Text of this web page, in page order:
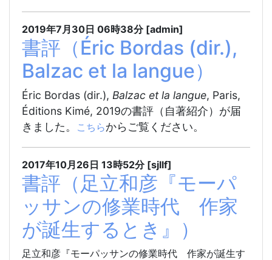
2019年7月30日 06時38分 [admin]
書評（Éric Bordas (dir.),
Balzac et la langue）
Éric Bordas (dir.), Balzac et la langue, Paris,
Éditions Kimé, 2019の書評（自著紹介）が届
きました。
こちらからご覧ください。
2017年10月26日 13時52分 [sjllf]
書評（足立和彦『モーパ
ッサンの修業時代 作家
が誕生するとき』）
足立和彦『モーパッサンの修業時代 作家が誕生す